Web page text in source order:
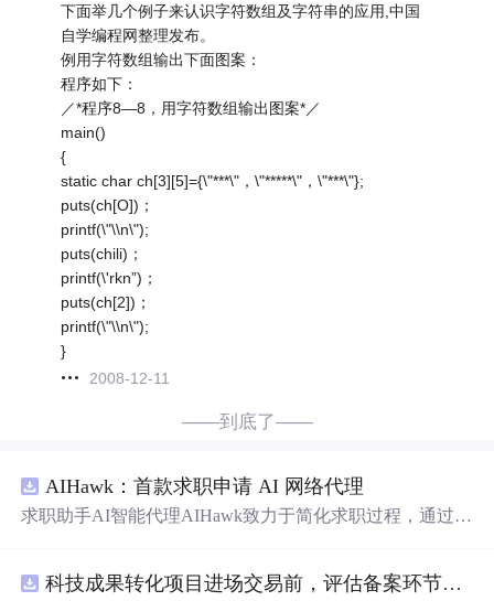
下面举几个例子来认识字符数组及字符串的应用,中国
自学编程网整理发布。
例用字符数组输出下面图案：
程序如下：
／*程序8—8，用字符数组输出图案*／
main()
{
static char ch[3][5]={\"***\"，\"*****\"，\"***\"};
puts(ch[O])；
printf(\"\\n\");
puts(chili)；
printf(\'rkn”)；
puts(ch[2])；
printf(\"\\n\");
}
2008-12-11
——到底了——
AIHawk：首款求职申请 AI 网络代理
求职助手AI智能代理AIHawk致力于简化求职过程，通过自
科技成果转化项目进场交易前，评估备案环节需要准备哪些材料？.docx